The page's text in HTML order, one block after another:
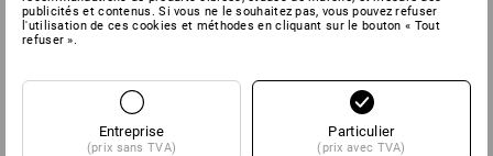
publicités et contenus. Si vous ne le souhaitez pas, vous pouvez refuser
l'utilisation de ces cookies et méthodes en cliquant sur le bouton « Tout
refuser ».
Entreprise
(prix sans TVA)
Particulier
(prix avec TVA)